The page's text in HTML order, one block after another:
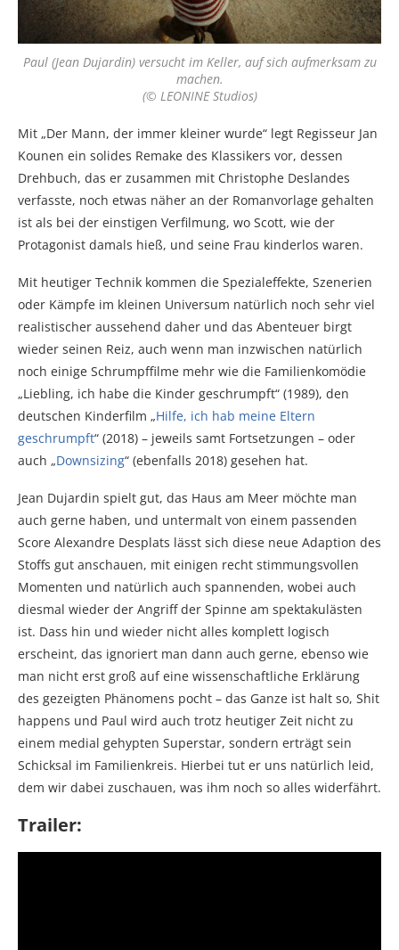
Paul (Jean Dujardin) versucht im Keller, auf sich aufmerksam zu
machen.
(© LEONINE Studios)
Mit „Der Mann, der immer kleiner wurde“ legt Regisseur Jan
Kounen ein solides Remake des Klassikers vor, dessen
Drehbuch, das er zusammen mit Christophe Deslandes
verfasste, noch etwas näher an der Romanvorlage gehalten
ist als bei der einstigen Verfilmung, wo Scott, wie der
Protagonist damals hieß, und seine Frau kinderlos waren.
Mit heutiger Technik kommen die Spezialeffekte, Szenerien
oder Kämpfe im kleinen Universum natürlich noch sehr viel
realistischer aussehend daher und das Abenteuer birgt
wieder seinen Reiz, auch wenn man inzwischen natürlich
noch einige Schrumpffilme mehr wie die Familienkomödie
„Liebling, ich habe die Kinder geschrumpft“ (1989), den
deutschen Kinderfilm „Hilfe, ich hab meine Eltern
geschrumpft“ (2018) – jeweils samt Fortsetzungen – oder
auch „Downsizing“ (ebenfalls 2018) gesehen hat.
Jean Dujardin spielt gut, das Haus am Meer möchte man
auch gerne haben, und untermalt von einem passenden
Score Alexandre Desplats lässt sich diese neue Adaption des
Stoffs gut anschauen, mit einigen recht stimmungsvollen
Momenten und natürlich auch spannenden, wobei auch
diesmal wieder der Angriff der Spinne am spektakulästen
ist. Dass hin und wieder nicht alles komplett logisch
erscheint, das ignoriert man dann auch gerne, ebenso wie
man nicht erst groß auf eine wissenschaftliche Erklärung
des gezeigten Phänomens pocht – das Ganze ist halt so, Shit
happens und Paul wird auch trotz heutiger Zeit nicht zu
einem medial gehypten Superstar, sondern erträgt sein
Schicksal im Familienkreis. Hierbei tut er uns natürlich leid,
dem wir dabei zuschauen, was ihm noch so alles widerfährt.
Trailer: